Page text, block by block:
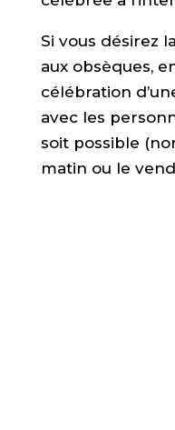
Si vous désirez
aux obsèques,
célébration
avec les
soit possible
matin ou le